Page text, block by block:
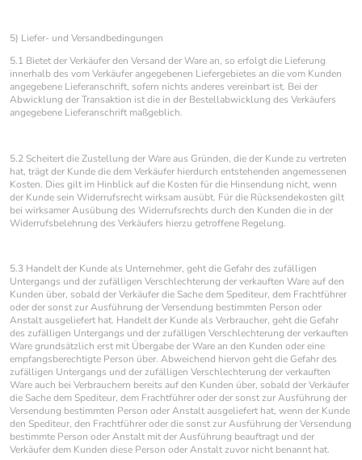
5) Liefer- und Versandbedingungen
5.1 Bietet der Verkäufer den Versand der Ware an, so erfolgt die Lieferung
innerhalb des vom Verkäufer angegebenen Liefergebietes an die vom Kunden
angegebene Lieferanschrift, sofern nichts anderes vereinbart ist. Bei der
Abwicklung der Transaktion ist die in der Bestellabwicklung des Verkäufers
angegebene Lieferanschrift maßgeblich.
5.2 Scheitert die Zustellung der Ware aus Gründen, die der Kunde zu vertreten
hat, trägt der Kunde die dem Verkäufer hierdurch entstehenden angemessenen
Kosten. Dies gilt im Hinblick auf die Kosten für die Hinsendung nicht, wenn
der Kunde sein Widerrufsrecht wirksam ausübt. Für die Rücksendekosten gilt
bei wirksamer Ausübung des Widerrufsrechts durch den Kunden die in der
Widerrufsbelehrung des Verkäufers hierzu getroffene Regelung.
5.3 Handelt der Kunde als Unternehmer, geht die Gefahr des zufälligen
Untergangs und der zufälligen Verschlechterung der verkauften Ware auf den
Kunden über, sobald der Verkäufer die Sache dem Spediteur, dem Frachtführer
oder der sonst zur Ausführung der Versendung bestimmten Person oder
Anstalt ausgeliefert hat. Handelt der Kunde als Verbraucher, geht die Gefahr
des zufälligen Untergangs und der zufälligen Verschlechterung der verkauften
Ware grundsätzlich erst mit Übergabe der Ware an den Kunden oder eine
empfangsberechtigte Person über. Abweichend hiervon geht die Gefahr des
zufälligen Untergangs und der zufälligen Verschlechterung der verkauften
Ware auch bei Verbrauchern bereits auf den Kunden über, sobald der Verkäufer
die Sache dem Spediteur, dem Frachtführer oder der sonst zur Ausführung der
Versendung bestimmten Person oder Anstalt ausgeliefert hat, wenn der Kunde
den Spediteur, den Frachtführer oder die sonst zur Ausführung der Versendung
bestimmte Person oder Anstalt mit der Ausführung beauftragt und der
Verkäufer dem Kunden diese Person oder Anstalt zuvor nicht benannt hat.